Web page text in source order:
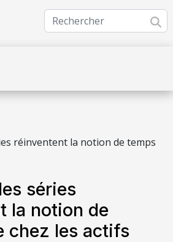
réinventent la notion de temps
séries
la notion de
chez les actifs